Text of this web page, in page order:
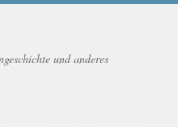
und anderes